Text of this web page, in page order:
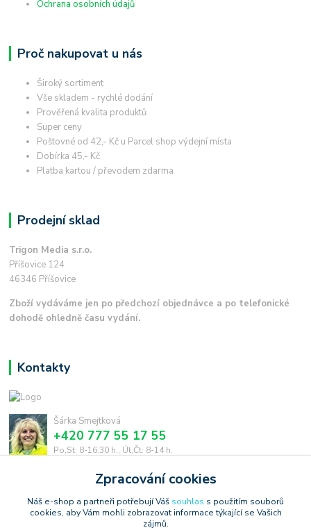
Ochrana osobních údajů
Proč nakupovat u nás
Široký sortiment
Vše skladem - rychlé dodání
Prověřená kvalita produktů
Super ceny
Poštovné od 42,- Kč u Parcel shop výdejní místa
Dobírka 45,- Kč
Platba kartou / převodem zdarma
Prodejní sklad
Trigon Media s.r.o.
Příšovice 124
46346 Příšovice
Zboží vydáváme jen po předchozí objednávce a po telefonické
dohodě ohledně času vydání.
Kontakty
Šárka Smejtková
+420 777 55 17 55
Po,St: 8-16.30 h., Út,Čt: 8-14 h.
smejtkova@trigonmedia.czZpracování cookies
Náš e-shop a partneři potřebují Váš souhlas s použitím souborů
cookies, aby Vám mohli zobrazovat informace týkající se Vašich
zájmů.